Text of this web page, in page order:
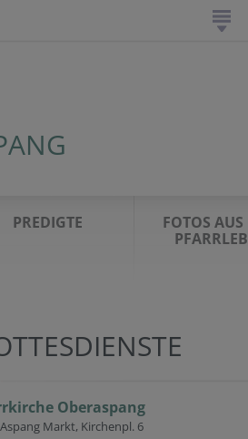
PREDIGTE
FOTOS
Oberaspang
Markt, Kirchenpl. 6